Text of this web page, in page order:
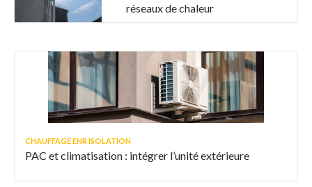
réseaux de chaleur
CHAUFFAGE ENR ISOLATION
PAC et climatisation : intégrer l’unité extérieure